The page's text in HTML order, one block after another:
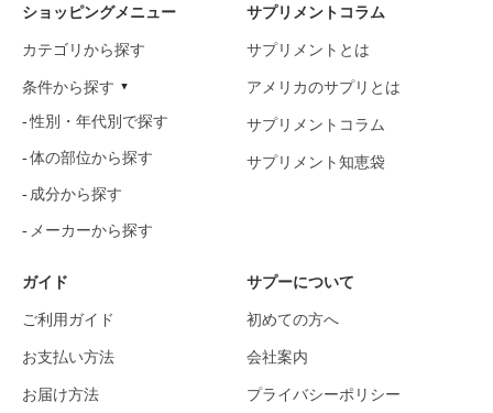
ショッピングメニュー
カテゴリから探す
条件から探す
性別・年代別で探す
体の部位から探す
成分から探す
メーカーから探す
ガイド
ご利用ガイド
お支払い方法
お届け方法
サプリメントコラム
サプリメントとは
アメリカのサプリとは
サプリメントコラム
サプリメント知恵袋
サプーについて
初めての方へ
会社案内
プライバシーポリシー